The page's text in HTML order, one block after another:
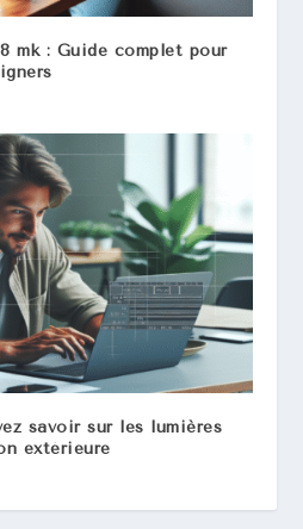
mk​ : Guide complet pour
savoir sur les lumières
extérieure